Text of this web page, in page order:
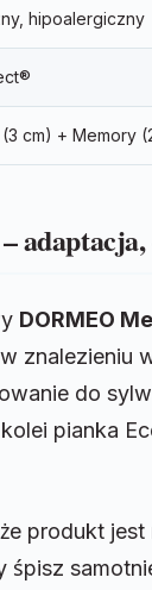
hipoalergiczny
cm) + Memory
DORMEO
do
pianka
produkt
śpisz